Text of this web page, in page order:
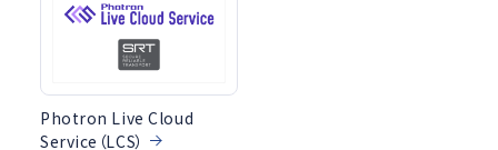
Photron Live Cloud
Service（LCS）